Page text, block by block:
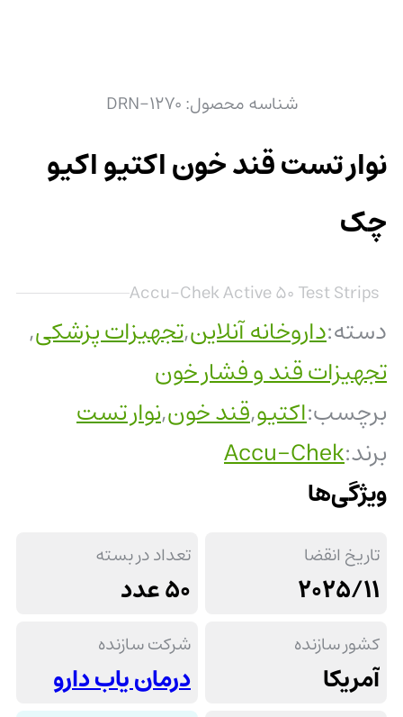
شناسه محصول:DRN-1270
نوار تست قند خون اکتیو اکیو
چک
Accu-Chek Active 50 Test Strips
دسته:داروخانه آنلاین,تجهیزات پزشکی,
تجهیزات قند و فشار خون
برچسب:اکتیو,قند خون,نوار تست
برند:Accu-Chek
ویژگی‌ها
تاریخ انقضا
2025/11
تعداد در بسته
50 عدد
کشور سازنده
آمریکا
شرکت سازنده
درمان یاب دارو